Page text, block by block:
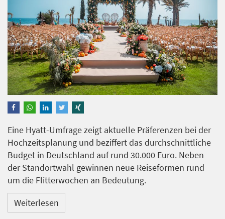
Eine Hyatt-Umfrage zeigt aktuelle Präferenzen bei der
Hochzeitsplanung und beziffert das durchschnittliche
Budget in Deutschland auf rund 30.000 Euro. Neben
der Standortwahl gewinnen neue Reiseformen rund
um die Flitterwochen an Bedeutung.
Weiterlesen